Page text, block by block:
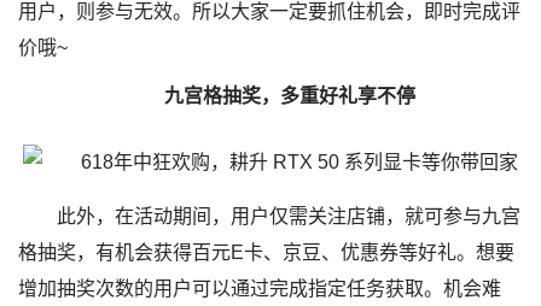
用户，则参与无效。所以大家一定要抓住机会，即时完成评
价哦~
九宫格抽奖，多重好礼享不停
此外，在活动期间，用户仅需关注店铺，就可参与九宫
格抽奖，有机会获得百元E卡、京豆、优惠券等好礼。想要
增加抽奖次数的用户可以通过完成指定任务获取。机会难